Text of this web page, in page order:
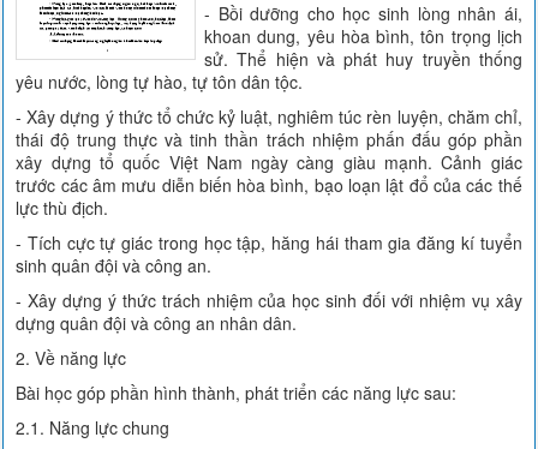
- Bồi dưỡng cho học sinh lòng nhân ái,
khoan dung, yêu hòa bình, tôn trọng lịch
sử. Thể hiện và phát huy truyền thống
yêu nước, lòng tự hào, tự tôn dân tộc.
- Xây dựng ý thức tổ chức kỷ luật, nghiêm túc rèn luyện, chăm chỉ,
thái độ trung thực và tinh thần trách nhiệm phấn đấu góp phần
xây dựng tổ quốc Việt Nam ngày càng giàu mạnh. Cảnh giác
trước các âm mưu diễn biến hòa bình, bạo loạn lật đổ của các thế
lực thù địch.
- Tích cực tự giác trong học tập, hăng hái tham gia đăng kí tuyển
sinh quân đội và công an.
- Xây dựng ý thức trách nhiệm của học sinh đối với nhiệm vụ xây
dựng quân đội và công an nhân dân.
2. Về năng lực
Bài học góp phần hình thành, phát triển các năng lực sau:
2.1. Năng lực chung